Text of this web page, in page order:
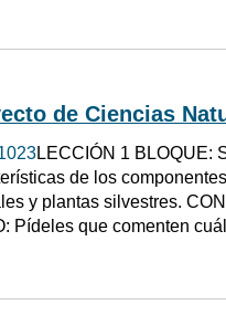
de Ciencias
LECCIÓN 1 BLOQUE:
de los
y plantas silvestres.
Pídeles que comenten